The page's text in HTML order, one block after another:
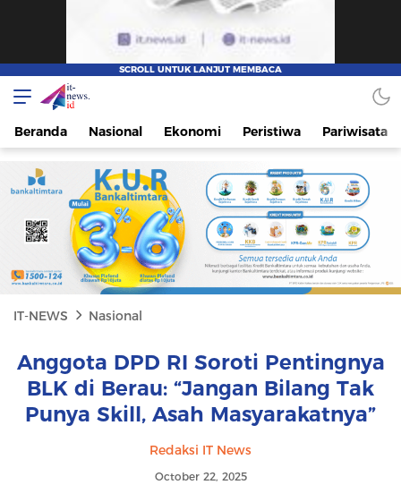
IT-NEWS
Update Cepat, Cerdas, dan Terpercaya
Beranda Nasional Ekonomi Peristiwa Pariwisata
IT-NEWS Nasional
Anggota DPD RI Soroti Pentingnya
BLK di Berau: “Jangan Bilang Tak
Punya Skill, Asah Masyarakatnya”
Redaksi IT News
October 22, 2025